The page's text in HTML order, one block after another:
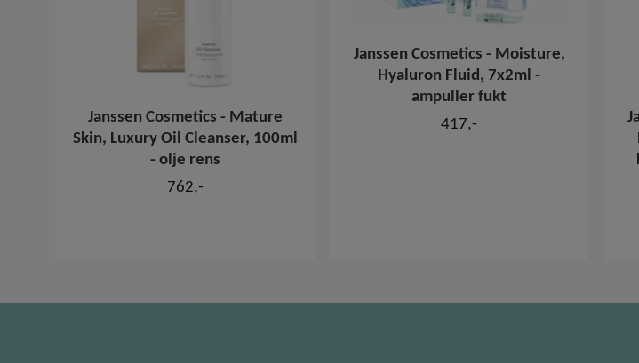
Janssen Cosmetics - Mature
Skin, Luxury Oil Cleanser, 100ml
- olje rens
762,-
Janssen Cosmetics - Moisture,
Hyaluron Fluid, 7x2ml -
ampuller fukt
417,-